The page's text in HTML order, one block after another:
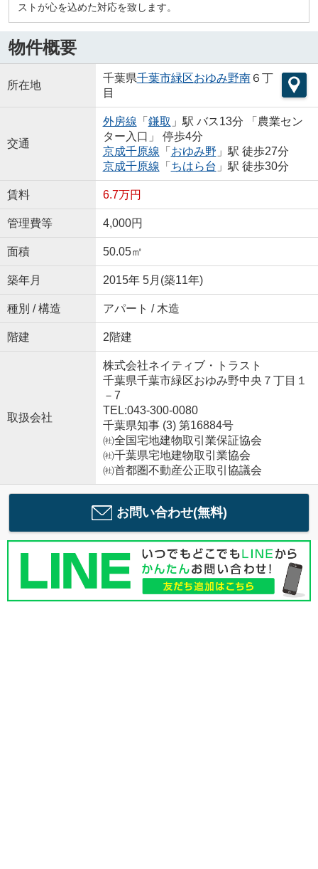
ストが心を込めた対応を致します。
物件概要
所在地
千葉県千葉市緑区おゆみ野南６丁
目
交通
外房線 「 鎌取 」駅 バス13分 「農業セン
ター入口」 停歩4分
京成千原線 「 おゆみ野 」駅 徒歩27分
京成千原線 「 ちはら台 」駅 徒歩30分
賃料 6.7万円
管理費等 4,000円
面積 50.05㎡
築年月 2015年 5月(築11年)
種別 / 構造 アパート / 木造
階建 2階建
取扱会社
株式会社ネイティブ・トラスト
千葉県千葉市緑区おゆみ野中央７丁目１
－7
TEL:043-300-0080
千葉県知事 (3) 第16884号
㈳全国宅地建物取引業保証協会
㈳千葉県宅地建物取引業協会
㈳首都圏不動産公正取引協議会
お問い合わせ(無料)